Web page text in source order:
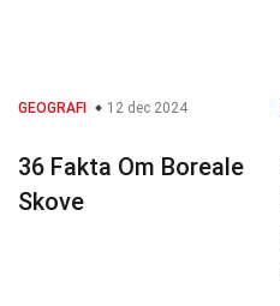
GEOGRAFI 12 dec 2024
36 Fakta Om Boreale
Skove